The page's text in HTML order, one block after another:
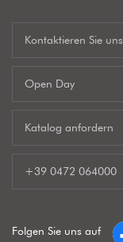
Kontaktieren Sie uns
Open Day
Katalog anfordern
+39 0472 064000
Folgen Sie uns auf